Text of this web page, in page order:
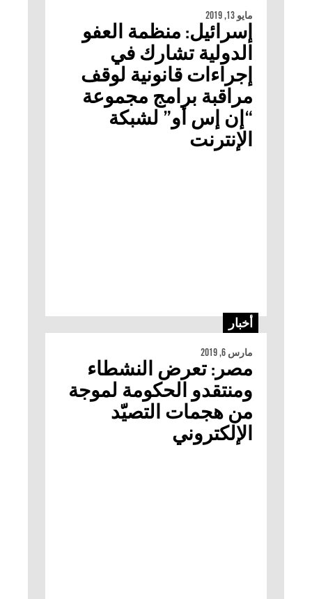
مايو 13, 2019
إسرائيل: منظمة العفو
الدولية تشارك في
إجراءات قانونية لوقف
مراقبة برامج مجموعة
“إن إس أو” لشبكة
الإنترنت
أخبار
مارس 6, 2019
مصر: تعرض النشطاء
ومنتقدو الحكومة لموجة
من هجمات التصيّد
الإلكتروني